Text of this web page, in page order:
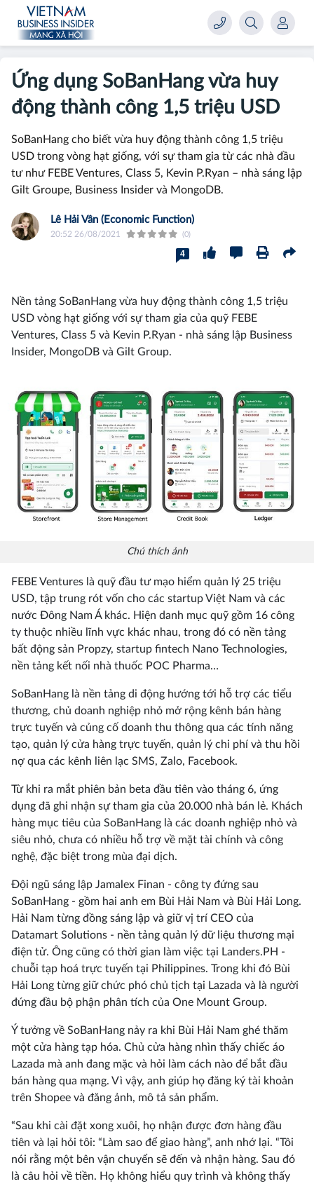
Ứng dụng SoBanHang vừa huy
động thành công 1,5 triệu USD
SoBanHang cho biết vừa huy động thành công 1,5 triệu
USD trong vòng hạt giống, với sự tham gia từ các nhà đầu
tư như FEBE Ventures, Class 5, Kevin P.Ryan – nhà sáng lập
Gilt Groupe, Business Insider và MongoDB.
Lê Hải Vân (Economic Function)
20:52 26/08/2021 (0)
4
Nền tảng SoBanHang vừa huy động thành công 1,5 triệu
USD vòng hạt giống với sự tham gia của quỹ FEBE
Ventures, Class 5 và Kevin P.Ryan - nhà sáng lập Business
Insider, MongoDB và Gilt Group.
Chú thích ảnh
FEBE Ventures là quỹ đầu tư mạo hiểm quản lý 25 triệu
USD, tập trung rót vốn cho các startup Việt Nam và các
nước Đông Nam Á khác. Hiện danh mục quỹ gồm 16 công
ty thuộc nhiều lĩnh vực khác nhau, trong đó có nền tảng
bất động sản Propzy, startup fintech Nano Technologies,
nền tảng kết nối nhà thuốc POC Pharma…
SoBanHang là nền tảng di động hướng tới hỗ trợ các tiểu
thương, chủ doanh nghiệp nhỏ mở rộng kênh bán hàng
trực tuyến và củng cố doanh thu thông qua các tính năng
tạo, quản lý cửa hàng trực tuyến, quản lý chi phí và thu hồi
nợ qua các kênh liên lạc SMS, Zalo, Facebook.
Từ khi ra mắt phiên bản beta đầu tiên vào tháng 6, ứng
dụng đã ghi nhận sự tham gia của 20.000 nhà bán lẻ. Khách
hàng mục tiêu của SoBanHang là các doanh nghiệp nhỏ và
siêu nhỏ, chưa có nhiều hỗ trợ về mặt tài chính và công
nghệ, đặc biệt trong mùa đại dịch.
Đội ngũ sáng lập Jamalex Finan - công ty đứng sau
SoBanHang - gồm hai anh em Bùi Hải Nam và Bùi Hải Long.
Hải Nam từng đồng sáng lập và giữ vị trí CEO của
Datamart Solutions - nền tảng quản lý dữ liệu thương mại
điện tử. Ông cũng có thời gian làm việc tại Landers.PH -
chuỗi tạp hoá trực tuyến tại Philippines. Trong khi đó Bùi
Hải Long từng giữ chức phó chủ tịch tại Lazada và là người
đứng đầu bộ phận phân tích của One Mount Group.
Ý tưởng về SoBanHang nảy ra khi Bùi Hải Nam ghé thăm
một cửa hàng tạp hóa. Chủ cửa hàng nhìn thấy chiếc áo
Lazada mà anh đang mặc và hỏi làm cách nào để bắt đầu
bán hàng qua mạng. Vì vậy, anh giúp họ đăng ký tài khoản
trên Shopee và đăng ảnh, mô tả sản phẩm.
“Sau khi cài đặt xong xuôi, họ nhận được đơn hàng đầu
tiên và lại hỏi tôi: “Làm sao để giao hàng”, anh nhớ lại. “Tôi
nói rằng một bên vận chuyển sẽ đến và nhận hàng. Sau đó
là câu hỏi về tiền. Họ không hiểu quy trình và không thấy